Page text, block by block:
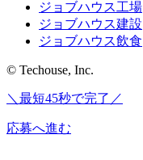
ジョブハウス工場
ジョブハウス建設
ジョブハウス飲食
© Techouse, Inc.
＼最短45秒で完了／
応募へ進む